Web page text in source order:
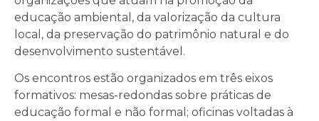
educação ambiental, da valorização da cultura
local, da preservação do patrimônio natural e do
desenvolvimento sustentável.
Os encontros estão organizados em três eixos
formativos: mesas-redondas sobre práticas de
educação formal e não formal; oficinas voltadas à